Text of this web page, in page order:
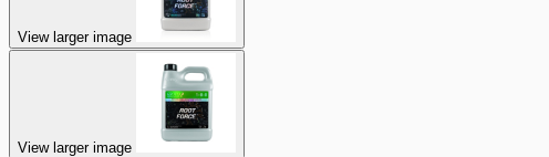
View larger image
View larger image